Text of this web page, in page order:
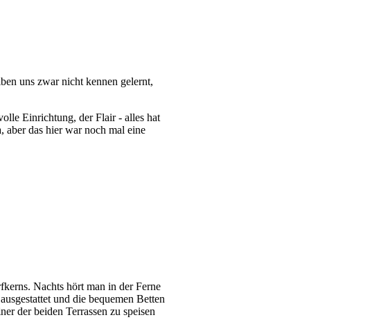
uns zwar nicht kennen gelernt,
Einrichtung, der Flair - alles hat
das hier war noch mal eine
Nachts hört man in der Ferne
und die bequemen Betten
der beiden Terrassen zu speisen